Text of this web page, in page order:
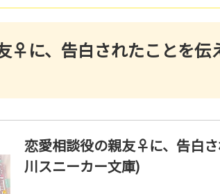
♀に、告白されたことを伝
恋愛相談役の親友♀に、告白
川スニーカー文庫)